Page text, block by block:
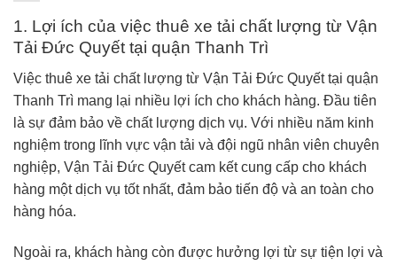
1. Lợi ích của việc thuê xe tải chất lượng từ Vận
Tải Đức Quyết tại quận Thanh Trì
Việc thuê xe tải chất lượng từ Vận Tải Đức Quyết tại quận
Thanh Trì mang lại nhiều lợi ích cho khách hàng. Đầu tiên
là sự đảm bảo về chất lượng dịch vụ. Với nhiều năm kinh
nghiệm trong lĩnh vực vận tải và đội ngũ nhân viên chuyên
nghiệp, Vận Tải Đức Quyết cam kết cung cấp cho khách
hàng một dịch vụ tốt nhất, đảm bảo tiến độ và an toàn cho
hàng hóa.
Ngoài ra, khách hàng còn được hưởng lợi từ sự tiện lợi và